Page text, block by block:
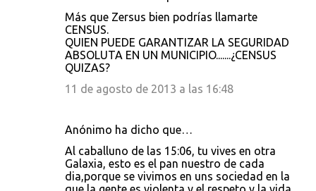
Más que Zersus bien podrías llamarte
CENSUS.
QUIEN PUEDE GARANTIZAR LA SEGURIDAD
ABSOLUTA EN UN MUNICIPIO.......¿CENSUS
QUIZAS?
11 de agosto de 2013 a las 16:48
Anónimo ha dicho que…
Al caballuno de las 15:06, tu vives en otra
Galaxia, esto es el pan nuestro de cada
dia,porque se vivimos en uns sociedad en la